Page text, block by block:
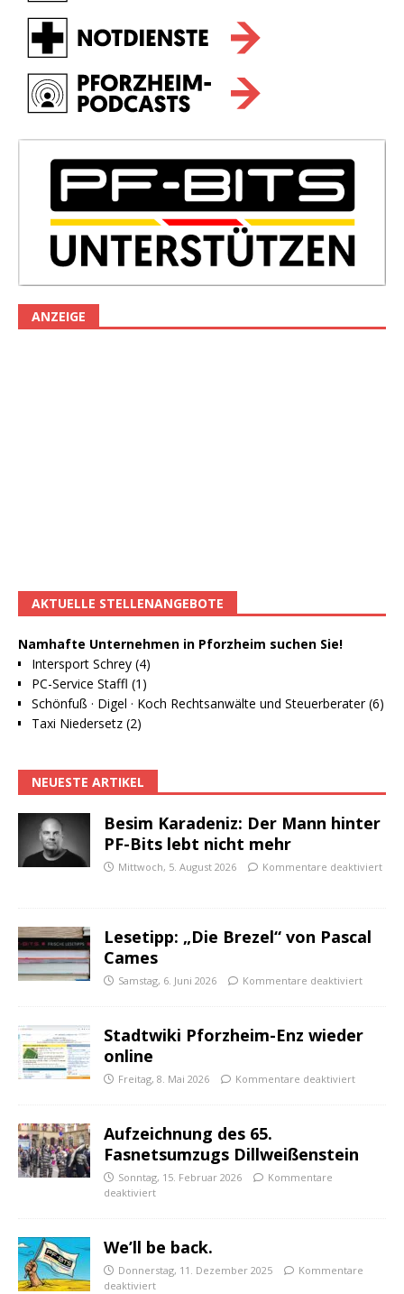
ANZEIGE
AKTUELLE STELLENANGEBOTE
Namhafte Unternehmen in Pforzheim suchen Sie!
Intersport Schrey (4)
PC-Service Staffl (1)
Schönfuß · Digel · Koch Rechtsanwälte und Steuerberater (6)
Taxi Niedersetz (2)
NEUESTE ARTIKEL
Besim Karadeniz: Der Mann hinter
PF-Bits lebt nicht mehr
Mittwoch, 5. August 2026 Kommentare deaktiviert
Lesetipp: „Die Brezel“ von Pascal
Cames
Samstag, 6. Juni 2026 Kommentare deaktiviert
Stadtwiki Pforzheim-Enz wieder
online
Freitag, 8. Mai 2026 Kommentare deaktiviert
Aufzeichnung des 65.
Fasnetsumzugs Dillweißenstein
Sonntag, 15. Februar 2026
Kommentare
deaktiviert
We’ll be back.
Donnerstag, 11. Dezember 2025
Kommentare
deaktiviert